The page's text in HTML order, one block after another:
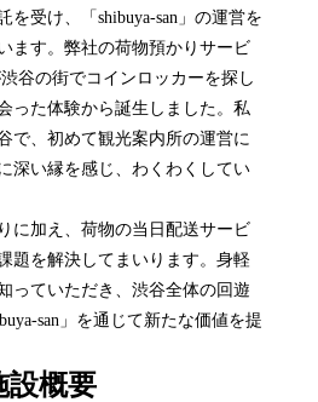
を受け、「shibuya-san」の運営を
ます。弊社の荷物預かりサービ
谷の街でコインロッカーを探し
った体験から誕生しました。私
で、初めて観光案内所の運営に
深い縁を感じ、わくわくしてい
に加え、荷物の当日配送サービ
題を解決してまいります。身軽
っていただき、渋谷全体の回遊
san」を通じて新たな価値を提
設概要